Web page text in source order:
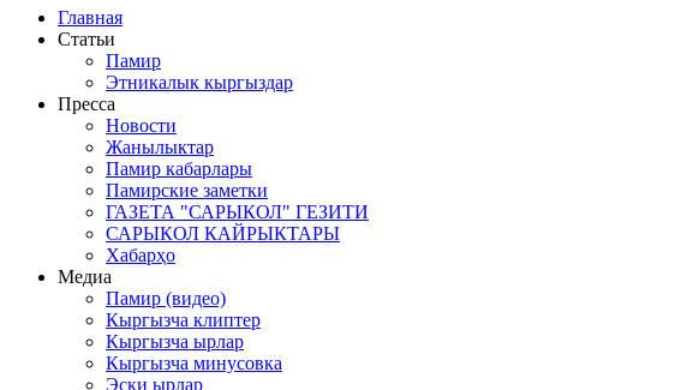
Главная
Статьи
Памир
Этникалык кыргыздар
Пресса
Новости
Жанылыктар
Памир кабарлары
Памирские заметки
ГАЗЕТА "САРЫКОЛ" ГЕЗИТИ
САРЫКОЛ КАЙРЫКТАРЫ
Хабарҳо
Медиа
Памир (видео)
Кыргызча клиптер
Кыргызча ырлар
Кыргызча минусовка
Эски ырлар